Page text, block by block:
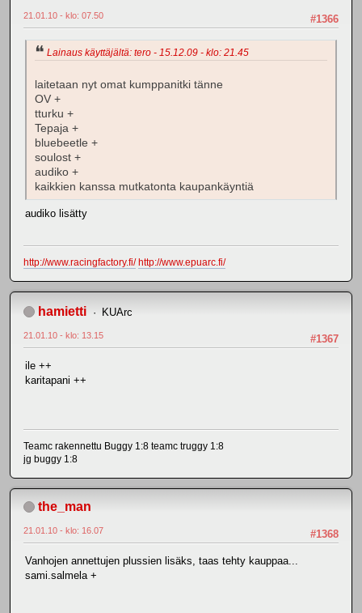
#1366
21.01.10 - klo: 07.50
Lainaus käyttäjältä: tero - 15.12.09 - klo: 21.45
laitetaan nyt omat kumppanitki tänne
OV +
tturku +
Tepaja +
bluebeetle +
soulost +
audiko +
kaikkien kanssa mutkatonta kaupankäyntiä
audiko lisätty
http://www.racingfactory.fi/ http://www.epuarc.fi/
hamietti KUArc
#1367
21.01.10 - klo: 13.15
ile ++
karitapani ++
Teamc rakennettu Buggy 1:8 teamc truggy 1:8
jg buggy 1:8
the_man
#1368
21.01.10 - klo: 16.07
Vanhojen annettujen plussien lisäks, taas tehty kauppaa...
sami.salmela +